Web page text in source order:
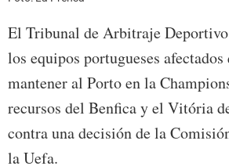
El Tribunal de Arbitraje
los equipos portugueses
mantener al Porto en la
recursos del Benfica y el Vitória
contra una decisión de la
la Uefa.